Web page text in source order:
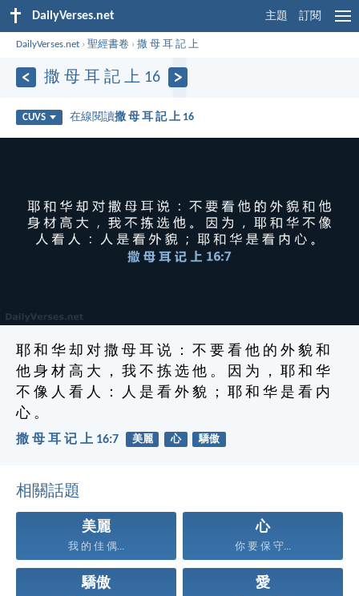
DailyVerses.net 主題 訂閱
DailyVerses.net ›聖經書卷 ›撒 母 耳 記 上
撒 母 耳 記 上 16
CUVS 在線閱讀撒 母 耳 記 上 16
耶 和 华 却 对 撒 母 耳 说 ： 不 要 看 他 的 外 貌 和
他 身 材 高 大 ， 我 不 拣 选 他 。 因 为 ， 耶 和 华
不 像 人 看 人 ： 人 是 看 外 貌 ； 耶 和 华 是 看 内
心 。
撒 母 耳 记 上 16:7 美麗 心 驕傲
相關話題
美麗
我 的 佳 偶...
心
你 要 保 守...
驕傲 愛